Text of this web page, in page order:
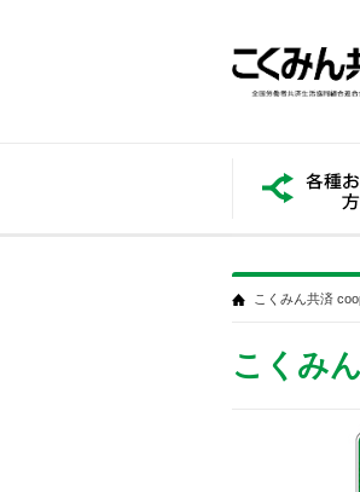
こくみん共済
こくみ